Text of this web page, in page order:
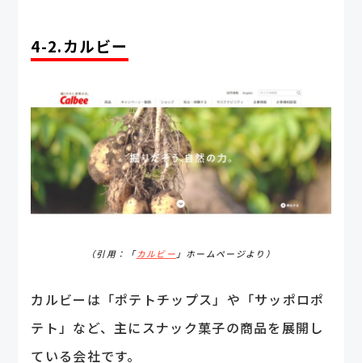
4-2.カルビー
（引用：「カルビー 」ホームページより）
カルビーは「ポテトチップス」や「サッポロポ
テト」など、主にスナック菓子の商品を展開し
ている会社です。